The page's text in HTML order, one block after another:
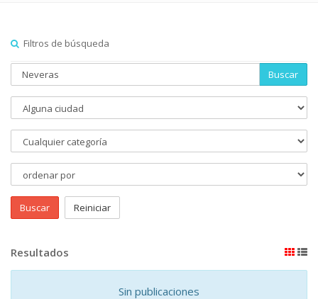
Filtros de búsqueda
Buscar
Buscar Reiniciar
Resultados
Sin publicaciones